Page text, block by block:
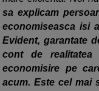
sa explicam
economiseasca isi
Evident, garantate
cont de
economisire pe
acum. Este cel mai